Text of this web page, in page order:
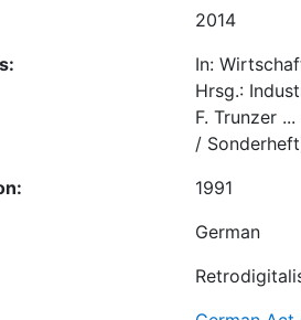
2014
In:
Hrsg.:
F. Trunzer
/
1991
German